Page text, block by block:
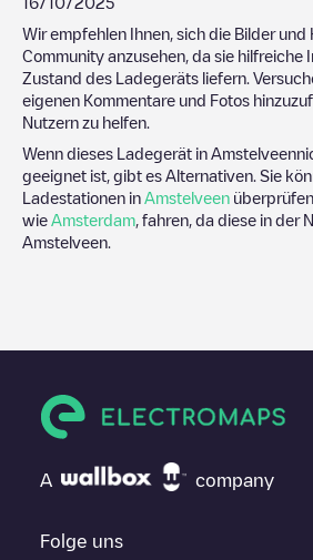
Wir empfehlen Ihnen, sich die Bilder und
Community anzusehen, da sie hilfreiche
Zustand des Ladegeräts liefern.
eigenen Kommentare und Fotos
Nutzern zu helfen.
Wenn dieses Ladegerät in Amstelveen
geeignet ist, gibt es Alternativen. Sie
Ladestationen in Amstelveen
wie Amsterdam , fahren, da diese in der
Amstelveen
A company
Folge uns